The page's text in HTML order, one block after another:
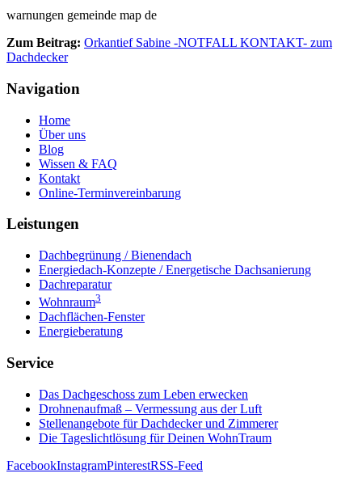
warnungen gemeinde map de
Zum Beitrag: Orkantief Sabine -NOTFALL KONTAKT- zum
Dachdecker
Navigation
Home
Über uns
Blog
Wissen & FAQ
Kontakt
Online-Terminvereinbarung
Leistungen
Dachbegrünung / Bienendach
Energiedach-Konzepte / Energetische Dachsanierung
Dachreparatur
Wohnraum3
Dachflächen-Fenster
Energieberatung
Service
Das Dachgeschoss zum Leben erwecken
Drohnenaufmaß – Vermessung aus der Luft
Stellenangebote für Dachdecker und Zimmerer
Die Tageslichtlösung für Deinen WohnTraum
FacebookInstagramPinterestRSS-Feed